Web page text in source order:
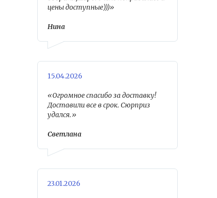
цены доступные)))»
Нина
15.04.2026
«Огромное спасибо за доставку!
Доставили все в срок. Сюрприз
удался.»
Светлана
23.01.2026